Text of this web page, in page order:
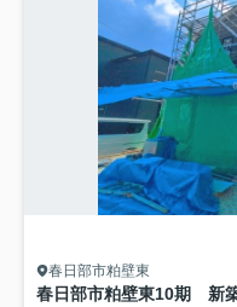
春日部市粕壁東
春日部市粕壁東10期 新